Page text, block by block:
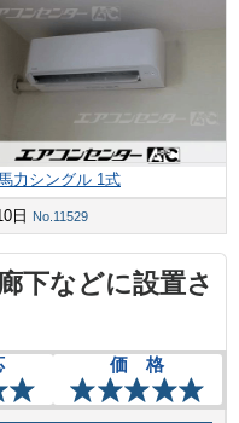
力シングル 1式
日
No.11529
下などに設置さ
価 格